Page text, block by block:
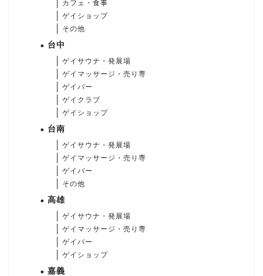
カフェ・食事
ゲイショップ
その他
台中
ゲイサウナ・発展場
ゲイマッサージ・売り専
ゲイバー
ゲイクラブ
ゲイショップ
台南
ゲイサウナ・発展場
ゲイマッサージ・売り専
ゲイバー
その他
高雄
ゲイサウナ・発展場
ゲイマッサージ・売り専
ゲイバー
ゲイショップ
嘉義